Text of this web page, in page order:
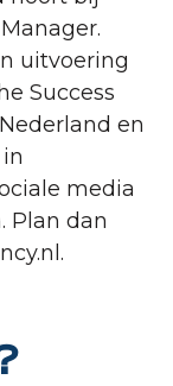
uitvoering
Success
en
media
Plan dan